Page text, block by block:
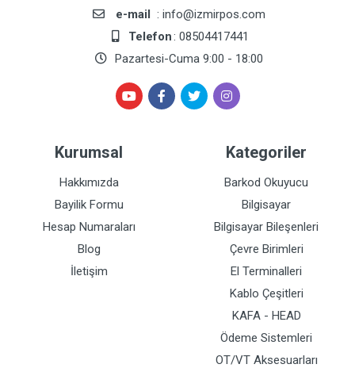
e-mail : info@izmirpos.com
Telefon: 08504417441
Pazartesi-Cuma 9:00 - 18:00
Kurumsal
Hakkımızda
Bayilik Formu
Hesap Numaraları
Blog
İletişim
Kategoriler
Barkod Okuyucu
Bilgisayar
Bilgisayar Bileşenleri
Çevre Birimleri
El Terminalleri
Kablo Çeşitleri
KAFA - HEAD
Ödeme Sistemleri
OT/VT Aksesuarları